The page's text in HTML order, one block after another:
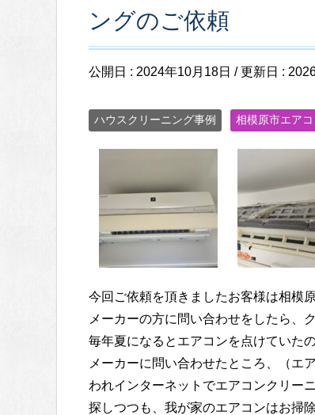
ングのご依頼
公開日 : 2024年10月18日 / 更新日 :
ハウスクリーニング事例 相模原市エア
今回ご依頼を頂きましたお客様は相模
メーカーの方に問い合わせをしたら、
毎年夏になるとエアコンを点けていた
メーカーに問い合わせたところ、（エ
われインターネットでエアコンクリー
探しつつも、我が家のエアコンはお掃